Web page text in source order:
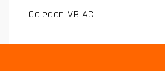
Caledon VB AC